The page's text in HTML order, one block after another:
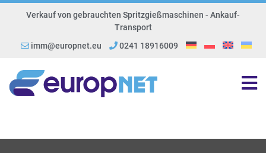
Verkauf von gebrauchten Spritzgießmaschinen - Ankauf-
Transport
imm@europnet.eu
0241 18916009